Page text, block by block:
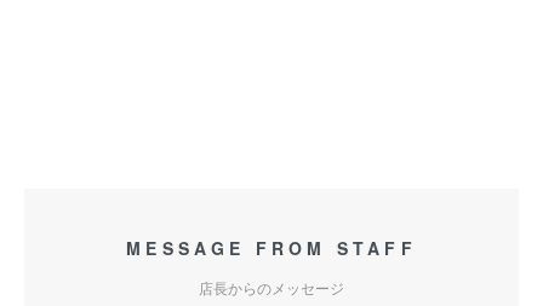
MESSAGE FROM STAFF
店長からのメッセージ